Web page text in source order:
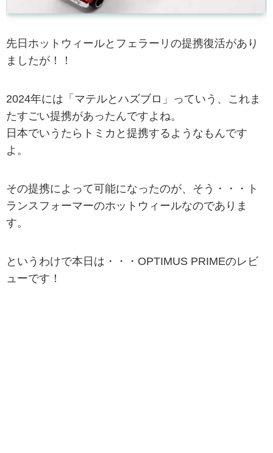
先日ホットウィールとフェラーリの提携復活があり
ましたが！！
2024年には「マテルとハズブロ」っていう、これま
たすごい提携があったんですよね。
日本でいうたらトミカと提携するようなもんです
よ。
その提携によって可能になったのが、そう・・・ト
ランスフォーマーのホットウィールなのでありま
す。
というわけで本日は・・・OPTIMUS PRIMEのレビ
ューです！